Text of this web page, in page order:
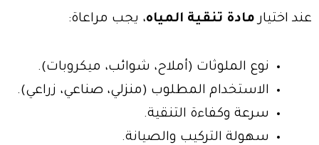
عند اختيار مادة تنقية المياه، يجب مراعاة:
نوع الملوثات (أملاح، شوائب، ميكروبات).
الاستخدام المطلوب (منزلي، صناعي، زراعي).
سرعة وكفاءة التنقية.
سهولة التركيب والصيانة.